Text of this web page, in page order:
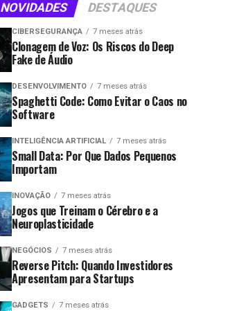
NOVIDADES DESTAQUES
CIBERSEGURANÇA 7 meses atrás
Clonagem de Voz: Os Riscos do Deep
Fake de Áudio
DESENVOLVIMENTO 7 meses atrás
Spaghetti Code: Como Evitar o Caos no
Software
INTELIGÊNCIA ARTIFICIAL 7 meses atrás
Small Data: Por Que Dados Pequenos
Importam
INOVAÇÃO 7 meses atrás
Jogos que Treinam o Cérebro e a
Neuroplasticidade
NEGÓCIOS 7 meses atrás
Reverse Pitch: Quando Investidores
Apresentam para Startups
GADGETS 7 meses atrás